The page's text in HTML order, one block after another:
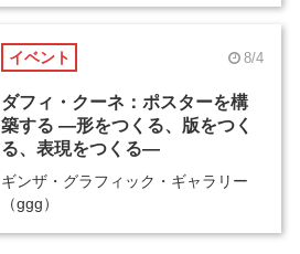
イベント 8/4
ダフィ・クーネ：ポスターを構
築する ―形をつくる、版をつく
る、表現をつくる―
ギンザ・グラフィック・ギャラリー
（ggg）